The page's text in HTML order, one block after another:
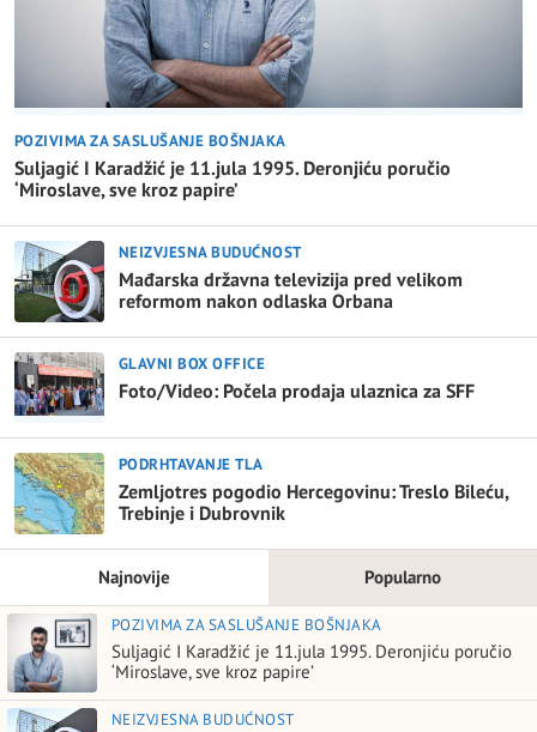
POZIVIMA ZA SASLUŠANJE BOŠNJAKA
Suljagić I Karadžić je 11.jula 1995. Deronjiću poručio
‘Miroslave, sve kroz papire’
NEIZVJESNA BUDUĆNOST
Mađarska državna televizija pred velikom
reformom nakon odlaska Orbana
GLAVNI BOX OFFICE
Foto/Video: Počela prodaja ulaznica za SFF
PODRHTAVANJE TLA
Zemljotres pogodio Hercegovinu: Treslo Bileću,
Trebinje i Dubrovnik
Najnovije Popularno
POZIVIMA ZA SASLUŠANJE BOŠNJAKA
Suljagić I Karadžić je 11.jula 1995. Deronjiću poručio
‘Miroslave, sve kroz papire’
NEIZVJESNA BUDUĆNOST